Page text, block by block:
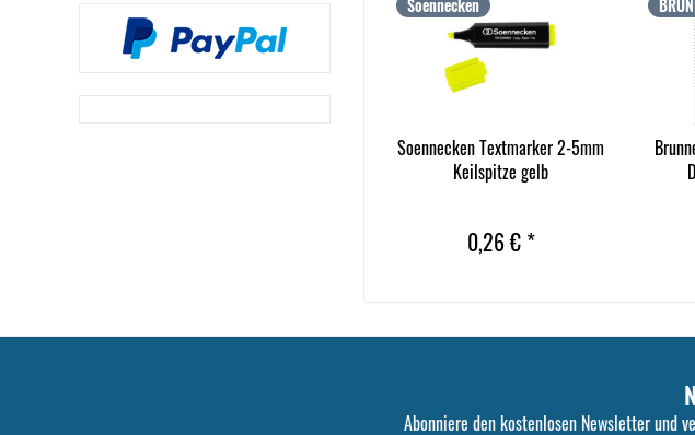
Soennecken
Soennecken Textmarker 2-5mm
Keilspitze gelb
0,26 € *
Abonniere den kostenlosen Newsletter und